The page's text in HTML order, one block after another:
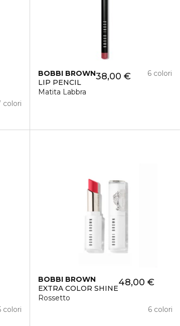
colori
BOBBI BROWN
LIP PENCIL
Matita Labbra
38,00 € 6 colori
colori
BOBBI BROWN
EXTRA COLOR SHINE
Rossetto
48,00 €
6 colori